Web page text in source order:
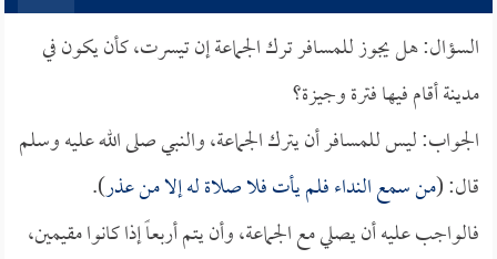
السؤال: هل يجوز للمسافر ترك الجماعة إن تيسرت، كأن يكون في
مدينة أقام فيها فترة وجيزة؟
الجواب: ليس للمسافر أن يترك الجماعة، والنبي صلى الله عليه وسلم
قال: (من سمع النداء فلم يأت فلا صلاة له إلا من عذر).
فالواجب عليه أن يصلي مع الجماعة، وأن يتم أربعاً إذا كانوا مقيمين،